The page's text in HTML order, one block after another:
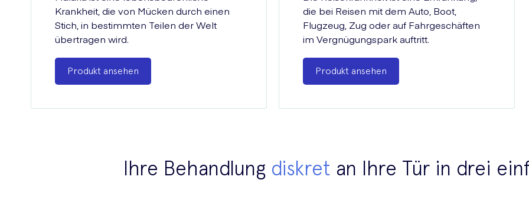
Krankheit, die von Mücken durch einen
Stich, in bestimmten Teilen der Welt
übertragen wird.
Produkt ansehen
die bei Reisen mit dem Auto, Boot,
Flugzeug, Zug oder auf Fahrgeschäften
im Vergnügungspark auftritt.
Produkt ansehen
Ihre Behandlung diskret an Ihre Tür in drei